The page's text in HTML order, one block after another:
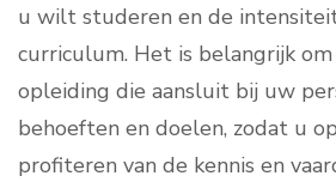
u wilt studeren en de
curriculum. Het is belangrijk
opleiding die aansluit bij uw
behoeften en doelen, zodat u
profiteren van de kennis en